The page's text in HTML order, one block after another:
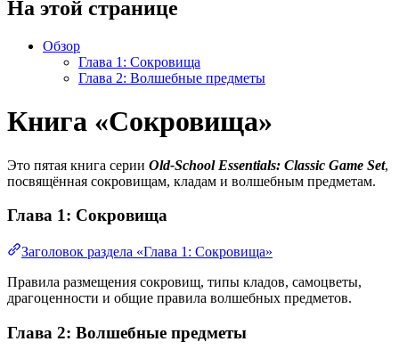
На этой странице
Обзор
Глава 1: Сокровища
Глава 2: Волшебные предметы
Книга «Сокровища»
Это пятая книга серии Old-School Essentials: Classic Game Set,
посвящённая сокровищам, кладам и волшебным предметам.
Глава 1: Сокровища
Заголовок раздела «Глава 1: Сокровища»
Правила размещения сокровищ, типы кладов, самоцветы,
драгоценности и общие правила волшебных предметов.
Глава 2: Волшебные предметы